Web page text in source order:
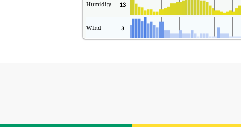
Humidity 13
Wind 3